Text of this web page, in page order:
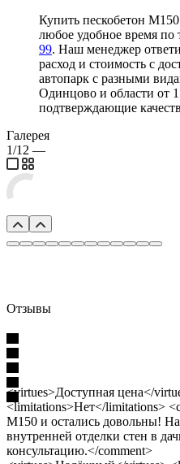
Купить пескобетон
любое удобное время по
99. Наш менеджер
расход и стоимость с
автопарк с разными
Одинцово и области от 1
подтверждающие
Галерея
1/12 —
Отзывы
<virtues>Доступная цена</
<limitations>Нет</limitations>
М150 и остались довольны!
внутренней отделки стен в
консультацию.</comment>